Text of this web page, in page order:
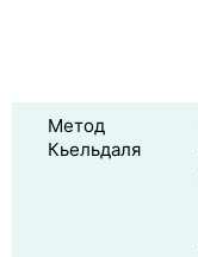
Метод
Кьельдаля